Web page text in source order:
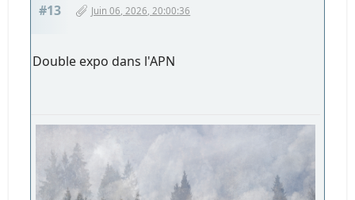
#13 Juin 06, 2026, 20:00:36
Double expo dans l'APN